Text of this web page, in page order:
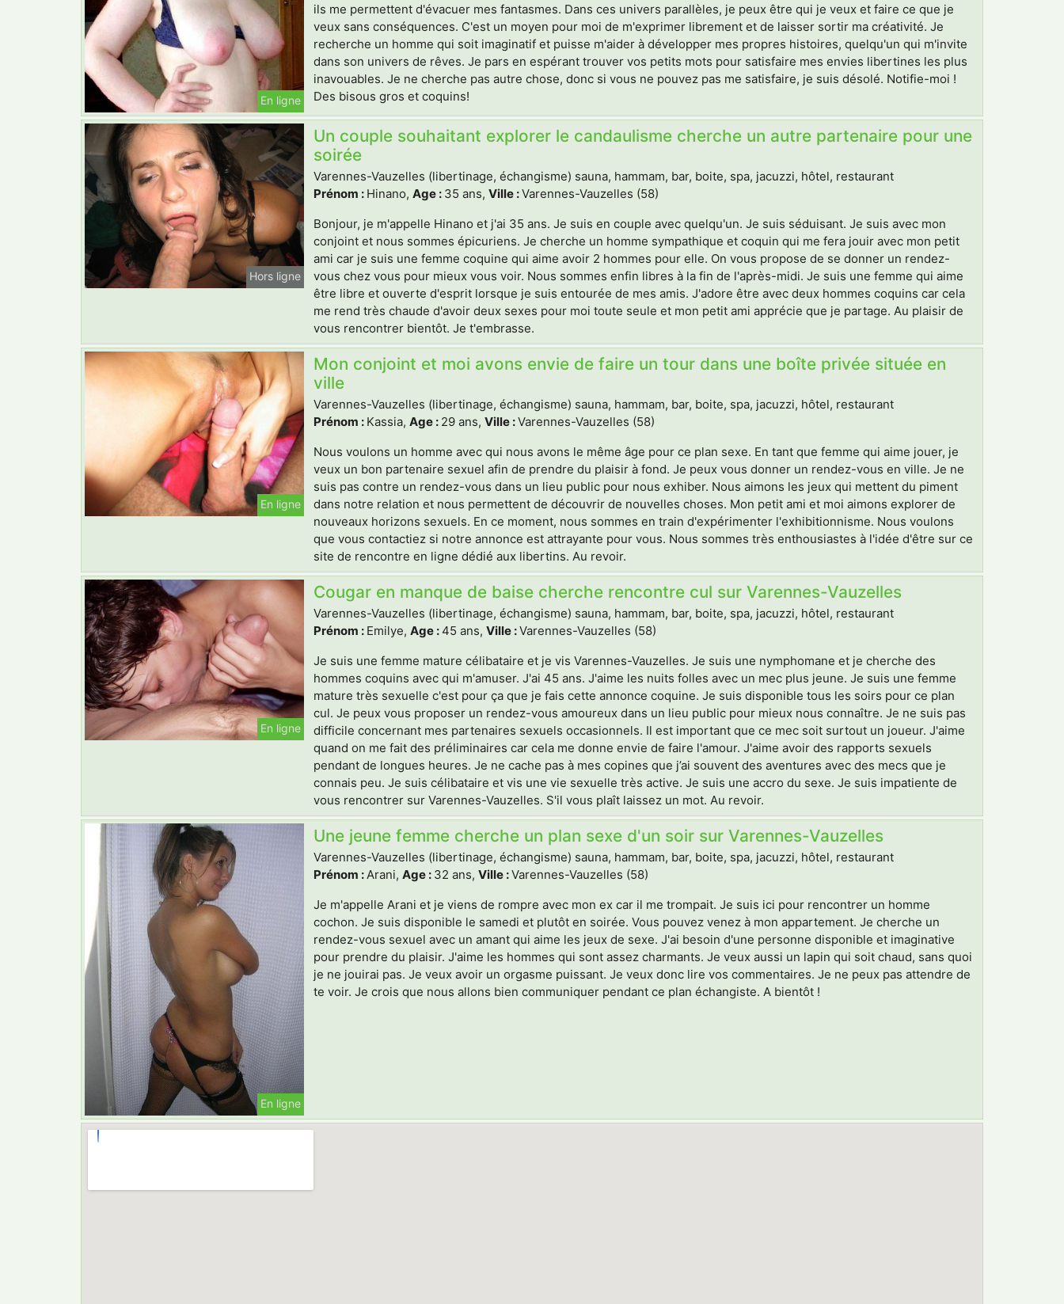
En ligne
ils me permettent d'évacuer mes fantasmes. Dans ces univers parallèles, je peux être qui je veux et faire ce que je
veux sans conséquences. C'est un moyen pour moi de m'exprimer librement et de laisser sortir ma créativité. Je
recherche un homme qui soit imaginatif et puisse m'aider à développer mes propres histoires, quelqu'un qui m'invite
dans son univers de rêves. Je pars en espérant trouver vos petits mots pour satisfaire mes envies libertines les plus
inavouables. Je ne cherche pas autre chose, donc si vous ne pouvez pas me satisfaire, je suis désolé. Notifie-moi !
Des bisous gros et coquins!
Hors ligne
Un couple souhaitant explorer le candaulisme cherche un autre partenaire pour une
soirée
Varennes-Vauzelles (libertinage, échangisme) sauna, hammam, bar, boite, spa, jacuzzi, hôtel, restaurant
Prénom : Hinano, Age : 35 ans, Ville :Varennes-Vauzelles (58)
Bonjour, je m'appelle Hinano et j'ai 35 ans. Je suis en couple avec quelqu'un. Je suis séduisant. Je suis avec mon
conjoint et nous sommes épicuriens. Je cherche un homme sympathique et coquin qui me fera jouir avec mon petit
ami car je suis une femme coquine qui aime avoir 2 hommes pour elle. On vous propose de se donner un rendez-
vous chez vous pour mieux vous voir. Nous sommes enfin libres à la fin de l'après-midi. Je suis une femme qui aime
être libre et ouverte d'esprit lorsque je suis entourée de mes amis. J'adore être avec deux hommes coquins car cela
me rend très chaude d'avoir deux sexes pour moi toute seule et mon petit ami apprécie que je partage. Au plaisir de
vous rencontrer bientôt. Je t'embrasse.
En ligne
Mon conjoint et moi avons envie de faire un tour dans une boîte privée située en
ville
Varennes-Vauzelles (libertinage, échangisme) sauna, hammam, bar, boite, spa, jacuzzi, hôtel, restaurant
Prénom : Kassia, Age : 29 ans, Ville :Varennes-Vauzelles (58)
Nous voulons un homme avec qui nous avons le même âge pour ce plan sexe. En tant que femme qui aime jouer, je
veux un bon partenaire sexuel afin de prendre du plaisir à fond. Je peux vous donner un rendez-vous en ville. Je ne
suis pas contre un rendez-vous dans un lieu public pour nous exhiber. Nous aimons les jeux qui mettent du piment
dans notre relation et nous permettent de découvrir de nouvelles choses. Mon petit ami et moi aimons explorer de
nouveaux horizons sexuels. En ce moment, nous sommes en train d'expérimenter l'exhibitionnisme. Nous voulons
que vous contactiez si notre annonce est attrayante pour vous. Nous sommes très enthousiastes à l'idée d'être sur ce
site de rencontre en ligne dédié aux libertins. Au revoir.
En ligne
Cougar en manque de baise cherche rencontre cul sur Varennes-Vauzelles
Varennes-Vauzelles (libertinage, échangisme) sauna, hammam, bar, boite, spa, jacuzzi, hôtel, restaurant
Prénom : Emilye, Age : 45 ans, Ville :Varennes-Vauzelles (58)
Je suis une femme mature célibataire et je vis Varennes-Vauzelles. Je suis une nymphomane et je cherche des
hommes coquins avec qui m'amuser. J'ai 45 ans. J'aime les nuits folles avec un mec plus jeune. Je suis une femme
mature très sexuelle c'est pour ça que je fais cette annonce coquine. Je suis disponible tous les soirs pour ce plan
cul. Je peux vous proposer un rendez-vous amoureux dans un lieu public pour mieux nous connaître. Je ne suis pas
difficile concernant mes partenaires sexuels occasionnels. Il est important que ce mec soit surtout un joueur. J'aime
quand on me fait des préliminaires car cela me donne envie de faire l'amour. J'aime avoir des rapports sexuels
pendant de longues heures. Je ne cache pas à mes copines que j’ai souvent des aventures avec des mecs que je
connais peu. Je suis célibataire et vis une vie sexuelle très active. Je suis une accro du sexe. Je suis impatiente de
vous rencontrer sur Varennes-Vauzelles. S'il vous plaît laissez un mot. Au revoir.
En ligne
Une jeune femme cherche un plan sexe d'un soir sur Varennes-Vauzelles
Varennes-Vauzelles (libertinage, échangisme) sauna, hammam, bar, boite, spa, jacuzzi, hôtel, restaurant
Prénom :Arani, Age : 32 ans, Ville :Varennes-Vauzelles (58)
Je m'appelle Arani et je viens de rompre avec mon ex car il me trompait. Je suis ici pour rencontrer un homme
cochon. Je suis disponible le samedi et plutôt en soirée. Vous pouvez venez à mon appartement. Je cherche un
rendez-vous sexuel avec un amant qui aime les jeux de sexe. J'ai besoin d'une personne disponible et imaginative
pour prendre du plaisir. J'aime les hommes qui sont assez charmants. Je veux aussi un lapin qui soit chaud, sans quoi
je ne jouirai pas. Je veux avoir un orgasme puissant. Je veux donc lire vos commentaires. Je ne peux pas attendre de
te voir. Je crois que nous allons bien communiquer pendant ce plan échangiste. A bientôt !